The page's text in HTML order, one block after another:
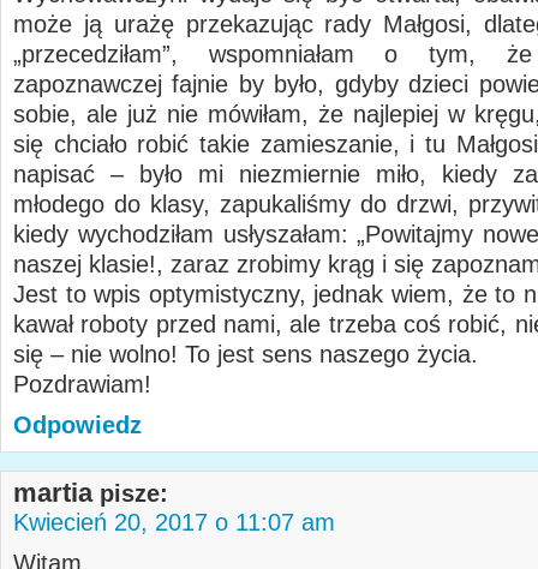
może ją urażę przekazując rady Małgosi,
„przecedziłam”, wspomniałam o tym,
zapoznawczej fajnie by było, gdyby dzieci
sobie, ale już nie mówiłam, że najlepiej w
się chciało robić takie zamieszanie, i tu
napisać – było mi niezmiernie miło, kiedy
młodego do klasy, zapukaliśmy do drzwi,
kiedy wychodziłam usłyszałam: „Powitajmy
naszej klasie!, zaraz zrobimy krąg i się
Jest to wpis optymistyczny, jednak wiem, że to
kawał roboty przed nami, ale trzeba coś robić,
się – nie wolno! To jest sens naszego życia.
Pozdrawiam!
Odpowiedz
martia pisze:
Kwiecień 20, 2017 o 11:07 am
Witam,